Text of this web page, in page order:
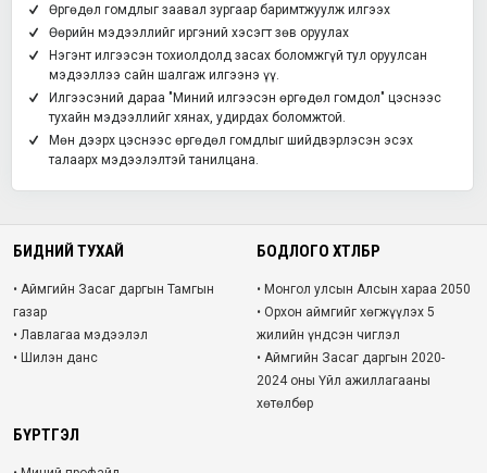
Өргөдөл гомдлыг заавал зургаар баримтжуулж илгээх
Өөрийн мэдээллийг иргэний хэсэгт зөв оруулах
Нэгэнт илгээсэн тохиолдолд засах боломжгүй тул оруулсан
мэдээллээ сайн шалгаж илгээнэ үү.
Илгээсэний дараа "Миний илгээсэн өргөдөл гомдол" цэснээс
тухайн мэдээллийг хянах, удирдах боломжтой.
Мөн дээрх цэснээс өргөдөл гомдлыг шийдвэрлэсэн эсэх
талаарх мэдээлэлтэй танилцана.
БИДНИЙ ТУХАЙ
• Аймгийн Засаг даргын Тамгын
газар
• Лавлагаа мэдээлэл
• Шилэн данс
БОДЛОГО ХӨТӨЛБӨР
• Монгол улсын Алсын хараа 2050
• Орхон аймгийг хөгжүүлэх 5
жилийн үндсэн чиглэл
• Аймгийн Засаг даргын 2020-
2024 оны Үйл ажиллагааны
хөтөлбөр
БҮРТГЭЛ